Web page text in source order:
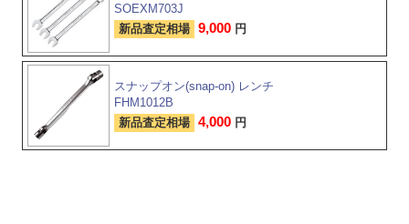
SOEXM703J
新品査定相場 9,000 円
スナップオン(snap-on) レンチ
FHM1012B
新品査定相場 4,000 円